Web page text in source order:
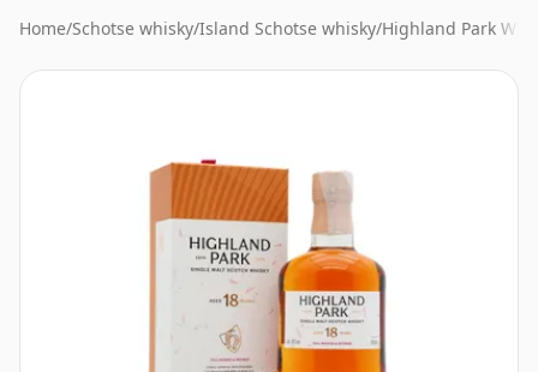
Home/Schotse whisky/Island Schotse whisky/Highland Park